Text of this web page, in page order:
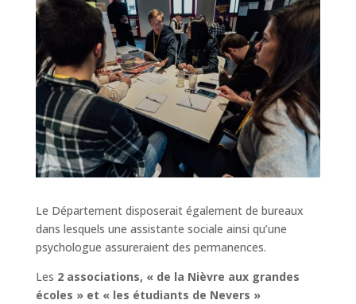
Le Département disposerait également de bureaux
dans lesquels une assistante sociale ainsi qu’une
psychologue assureraient des permanences.
Les 2 associations, « de la Nièvre aux grandes
écoles » et « les étudiants de Nevers »